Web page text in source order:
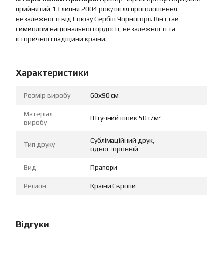
прийнятий 13 липня 2004 року після проголошення
незалежності від Союзу Сербії і Чорногорії. Він став
символом національної гордості, незалежності та
історичної спадщини країни.
Характеристики
Розмір виробу 60х90 см
Матеріал
виробу
Штучний шовк 50 г/м²
Тип друку
Сублімаційний друк,
односторонній
Вид Прапори
Регион Країни Європи
Відгуки